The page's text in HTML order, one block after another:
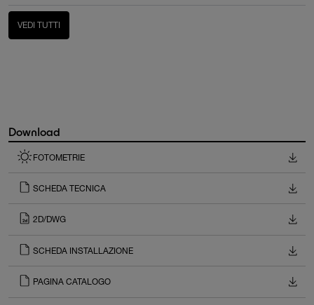
VEDI TUTTI
Download
FOTOMETRIE
SCHEDA TECNICA
2D/DWG
SCHEDA INSTALLAZIONE
PAGINA CATALOGO